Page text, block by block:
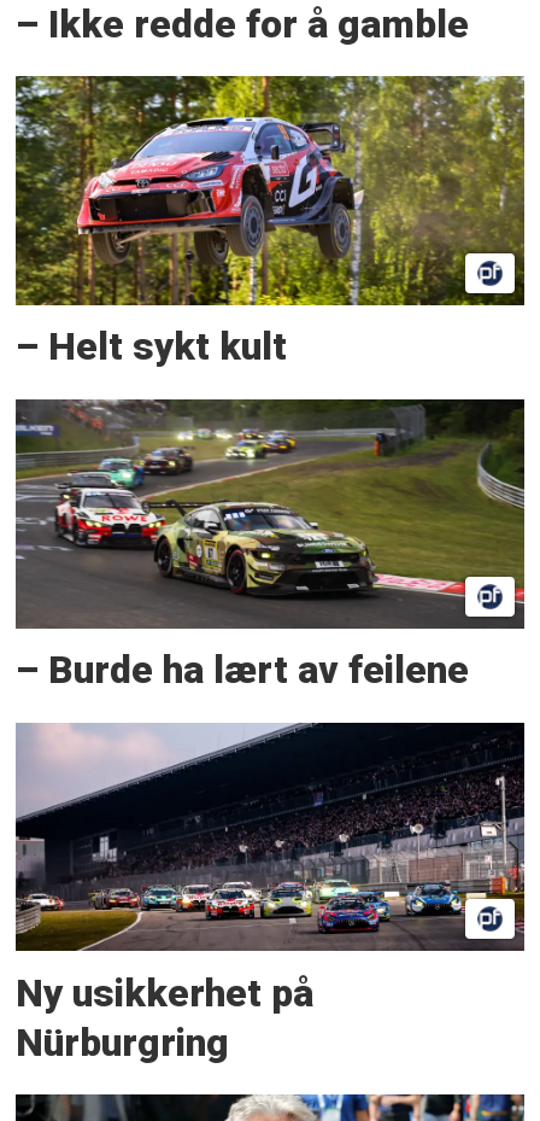
– Ikke redde for å gamble
– Helt sykt kult
– Burde ha lært av feilene
Ny usikkerhet på
Nürburgring